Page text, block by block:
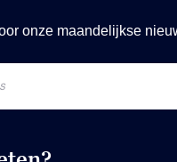
onze maandelijkse